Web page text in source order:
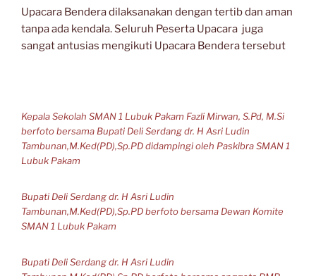
Upacara Bendera dilaksanakan dengan tertib dan aman
tanpa ada kendala. Seluruh Peserta Upacara juga
sangat antusias mengikuti Upacara Bendera tersebut
Kepala Sekolah SMAN 1 Lubuk Pakam Fazli Mirwan, S.Pd, M.Si
berfoto bersama Bupati Deli Serdang dr. H Asri Ludin
Tambunan,M.Ked(PD),Sp.PD didampingi oleh Paskibra SMAN 1
Lubuk Pakam
Bupati Deli Serdang dr. H Asri Ludin
Tambunan,M.Ked(PD),Sp.PD berfoto bersama Dewan Komite
SMAN 1 Lubuk Pakam
Bupati Deli Serdang dr. H Asri Ludin